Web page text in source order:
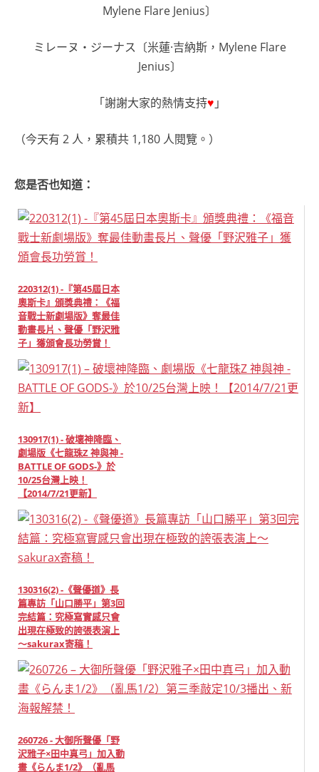
ミレーヌ・ジーナス〔米蓮·吉納斯，Mylene Flare
Jenius〕
「謝謝大家的熱情支持♥ 」
（今天有 2 人，累積共 1,180 人閱覽。）
您是否也知道：
220312(1) -『第45屆日本
奧斯卡』頒獎典禮：《福
音戰士新劇場版》奪最佳
動畫長片、聲優「野沢雅
子」獲頒會長功勞賞！
130917(1) - 破壞神降臨、
劇場版《七龍珠Z 神與神 -
BATTLE OF GODS-》於
10/25台灣上映！
【2014/7/21更新】
130316(2) -《聲優道》長
篇專訪「山口勝平」第3回
完結篇：究極寫實感只會
出現在極致的誇張表演上
～sakurax寄稿！
260726 - 大御所聲優「野
沢雅子×田中真弓」加入動
畫《らんま1/2》（亂馬